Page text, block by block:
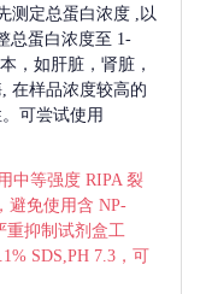
测定总蛋白浓度 ,以
总蛋白浓度至 1-
，如肝脏，肾脏，
在样品浓度较高的
可尝试使用
中等强度 RIPA 裂
避免使用含 NP-
重抑制试剂盒工
SDS,PH 7.3，可